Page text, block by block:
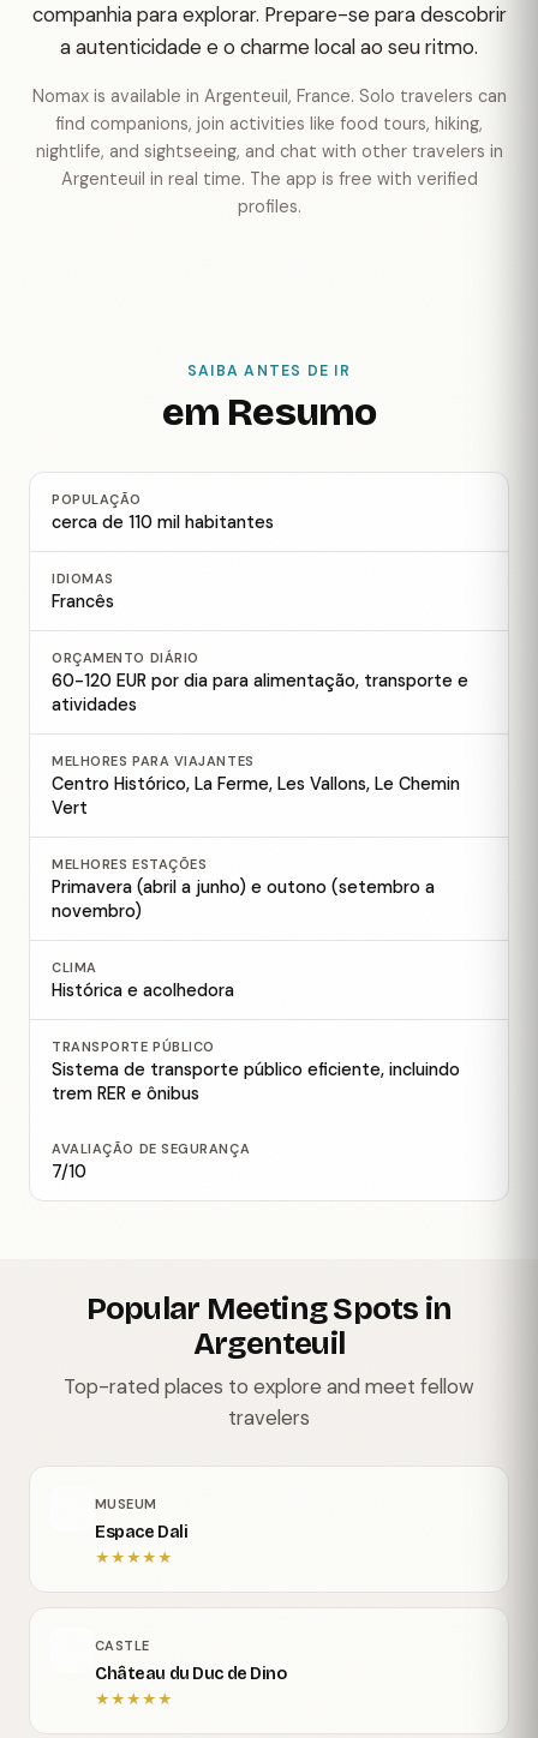
companhia para explorar. Prepare-se para descobrir
a autenticidade e o charme local ao seu ritmo.
Nomax is available in Argenteuil, France. Solo travelers can
find companions, join activities like food tours, hiking,
nightlife, and sightseeing, and chat with other travelers in
Argenteuil in real time. The app is free with verified
profiles.
SAIBA ANTES DE IR
em Resumo
POPULAÇÃO
cerca de 110 mil habitantes
IDIOMAS
Francês
ORÇAMENTO DIÁRIO
60-120 EUR por dia para alimentação, transporte e
atividades
MELHORES PARA VIAJANTES
Centro Histórico, La Ferme, Les Vallons, Le Chemin
Vert
MELHORES ESTAÇÕES
Primavera (abril a junho) e outono (setembro a
novembro)
CLIMA
Histórica e acolhedora
TRANSPORTE PÚBLICO
Sistema de transporte público eficiente, incluindo
trem RER e ônibus
AVALIAÇÃO DE SEGURANÇA
7/10
Popular Meeting Spots in
Argenteuil
Top-rated places to explore and meet fellow
travelers
MUSEUM
Espace Dali
★★★★★
CASTLE
Château du Duc de Dino
★★★★★